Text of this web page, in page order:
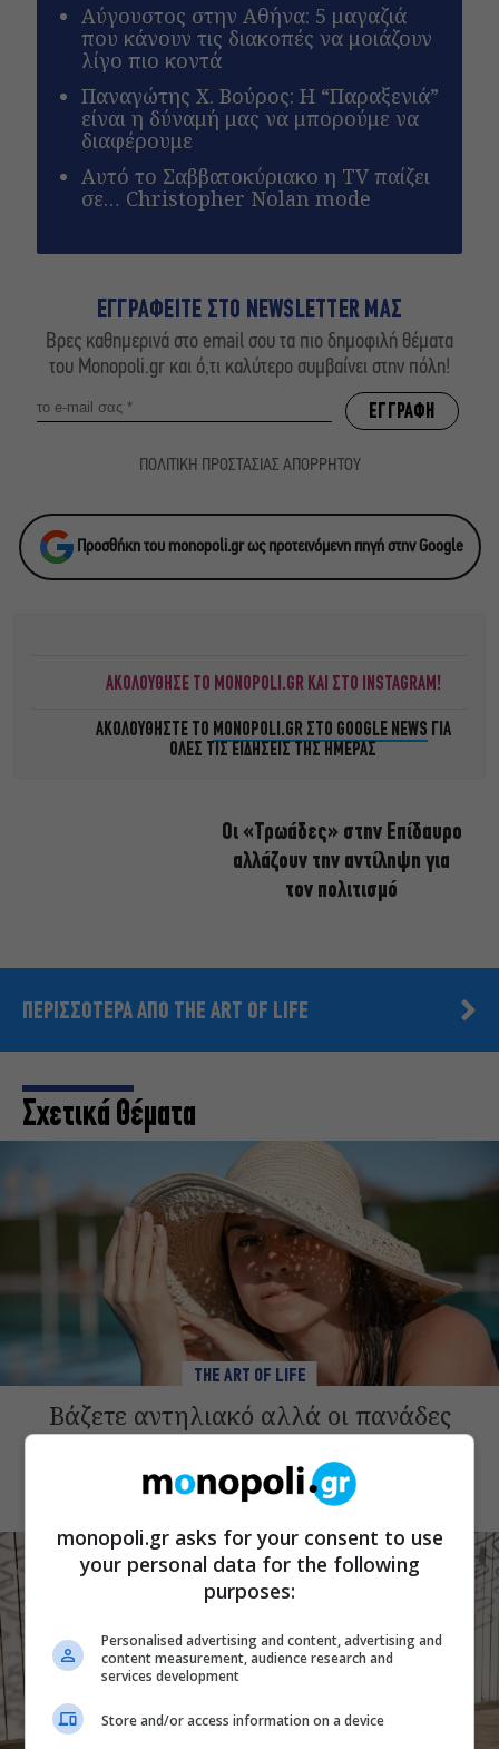
Αύγουστος στην Αθήνα: 5 μαγαζιά
που κάνουν τις διακοπές να μοιάζουν
λίγο πιο κοντά
Παναγώτης Χ. Βούρος: Η “Παραξενιά”
είναι η δύναμή μας να μπορούμε να
διαφέρουμε
Αυτό το Σαββατοκύριακο η TV παίζει
σε… Christopher Nolan mode
ΕΓΓΡΑΦΕΙΤΕ ΣΤΟ NEWSLETTER ΜΑΣ
Βρες καθημερινά στο email σου τα πιο δημοφιλή θέματα
του Monopoli.gr και ό,τι καλύτερο συμβαίνει στην πόλη!
ΠΟΛΙΤΙΚΗ ΠΡΟΣΤΑΣΙΑΣ ΑΠΟΡΡΗΤΟΥ
Προσθήκη του monopoli.gr ως προτεινόμενη πηγή στην Google
ΑΚΟΛΟΥΘΗΣΕ ΤΟ MONOPOLI.GR ΚΑΙ ΣΤΟ INSTAGRAM!
ΑΚΟΛΟΥΘΗΣΤΕ ΤΟ MONOPOLI.GR ΣΤΟ GOOGLE NEWS ΓΙΑ
ΟΛΕΣ ΤΙΣ ΕΙΔΗΣΕΙΣ ΤΗΣ ΗΜΕΡΑΣ
Οι «Τρωάδες» στην Επίδαυρο
αλλάζουν την αντίληψη για
τον πολιτισμό
ΠΕΡΙΣΣΟΤΕΡΑ ΑΠΟ THE ART OF LIFE
Σχετικά Θέματα
THE ART OF LIFE
Βάζετε αντηλιακό αλλά οι πανάδες
επιμένουν; Τα λάθη που αφήνουν το
δέρμα εκτεθειμένο
monopoli.gr asks for your consent to use
your personal data for the following
purposes:
Personalised advertising and content, advertising and
content measurement, audience research and
services development
Store and/or access information on a device